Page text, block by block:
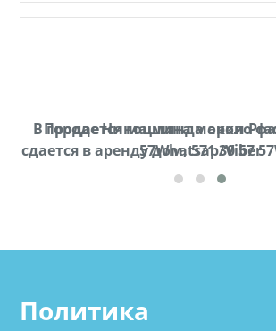
В городе Ниноцминда около
cдается в аренду дом, 571 30 57
Продается машина марки
57Whatsap/Viber
Политика